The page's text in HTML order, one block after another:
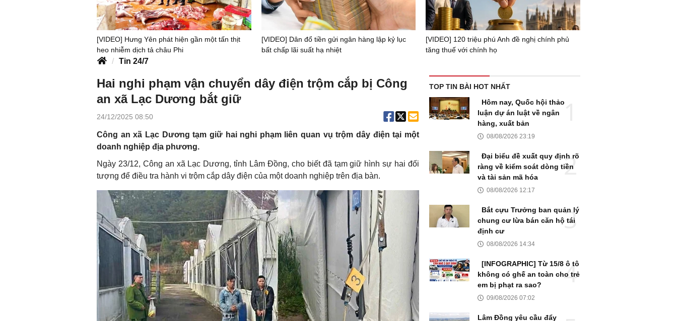
[VIDEO] Hưng Yên phát hiện gần một tấn thịt
heo nhiễm dịch tả châu Phi
[VIDEO] Dân đổ tiền gửi ngân hàng lập kỷ lục
bất chấp lãi suất hạ nhiệt
[VIDEO] 120 triệu phú Anh đề nghị chính phủ
tăng thuế với chính họ
Tin 24/7
Hai nghi phạm vận chuyển dây điện trộm cắp bị Công
an xã Lạc Dương bắt giữ
24/12/2025 08:50
Công an xã Lạc Dương tạm giữ hai nghi phạm liên quan vụ trộm dây điện tại một
doanh nghiệp địa phương.
Ngày 23/12, Công an xã Lạc Dương, tỉnh Lâm Đồng, cho biết đã tạm giữ hình sự hai đối
tượng để điều tra hành vi trộm cắp dây điện của một doanh nghiệp trên địa bàn.
TOP TIN BÀI HOT NHẤT
Hôm nay, Quốc hội thảo
luận dự án luật về ngân
hàng, xuất bản
08/08/2026 23:19
Đại biểu đề xuất quy định rõ
ràng về kiểm soát dòng tiền
và tài sản mã hóa
08/08/2026 12:17
Bắt cựu Trưởng ban quản lý
chung cư lừa bán căn hộ tái
định cư
08/08/2026 14:34
[INFOGRAPHIC] Từ 15/8 ô tô
không có ghế an toàn cho trẻ
em bị phạt ra sao?
09/08/2026 07:02
Lâm Đồng yêu cầu đẩy